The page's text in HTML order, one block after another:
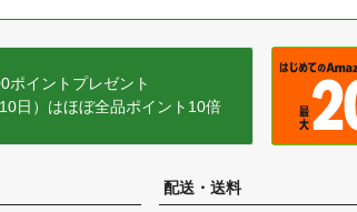
ポイントプレゼント
日）はほぼ全品ポイント10倍
配送・送料